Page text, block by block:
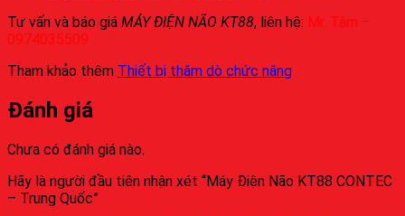
Tư vấn và báo giá MÁY ĐIỆN NÃO KT88, liên hệ: Mr. Tâm –
0974035509
Tham khảo thêm Thiết bị thăm dò chức năng
Đánh giá
Chưa có đánh giá nào.
Hãy là người đầu tiên nhận xét “Máy Điện Não KT88 CONTEC
– Trung Quốc”